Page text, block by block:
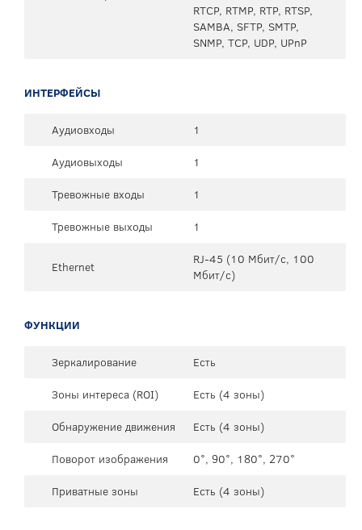
RTCP, RTMP, RTP, RTSP,
SAMBA, SFTP, SMTP,
SNMP, TCP, UDP, UPnP
ИНТЕРФЕЙСЫ
Аудиовходы
1
Аудиовыходы
1
Тревожные входы
1
Тревожные выходы
1
Ethernet
RJ-45 (10 Мбит/с, 100
Мбит/с)
ФУНКЦИИ
Зеркалирование
Есть
Зоны интереса (ROI)
Есть (4 зоны)
Обнаружение движения
Есть (4 зоны)
Поворот изображения
0°, 90°, 180°, 270°
Приватные зоны
Есть (4 зоны)